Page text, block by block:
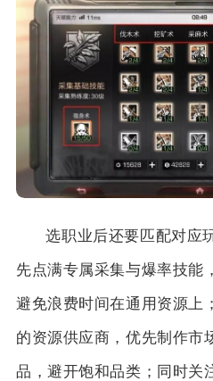
选职业后还要匹配对应
先点满专属采集与爆率技能
避免浪费时间在通用资源上
的资源供应商，优先制作市
品，避开饱和品类；同时关